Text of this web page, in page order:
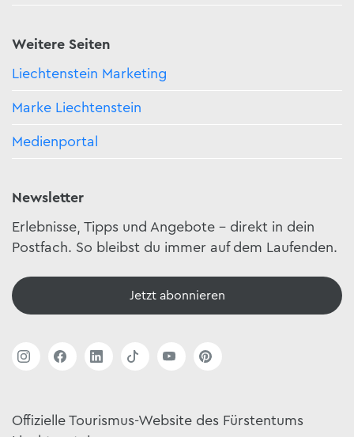
Weitere Seiten
Liechtenstein Marketing
Marke Liechtenstein
Medienportal
Newsletter
Erlebnisse, Tipps und Angebote – direkt in dein
Postfach. So bleibst du immer auf dem Laufenden.
Jetzt abonnieren
Offizielle Tourismus-Website des Fürstentums